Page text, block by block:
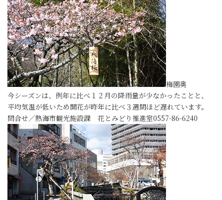
梅園奥
今シーズンは、例年に比べ１２月の降雨量が少なかったことと、
平均気温が低いため開花が昨年に比べ３週間ほど遅れています。
問合せ／熱海市観光施設課 花とみどり推進室0557-86-6240